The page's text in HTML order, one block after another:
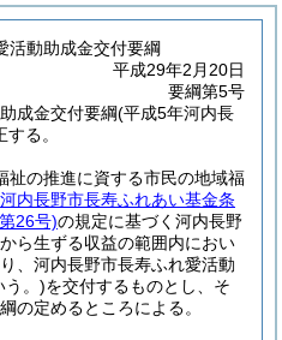
活動助成金交付要綱
平成29年2月20日
要綱第5号
成金交付要綱(平成5年河内長
る。
祉の推進に資する市民の地域福
河内長野市長寿ふれあい基金条
26号)の規定に基づく河内長野
ら生ずる収益の範囲内におい
、河内長野市長寿ふれ愛活動
う。)を交付するものとし、そ
の定めるところによる。